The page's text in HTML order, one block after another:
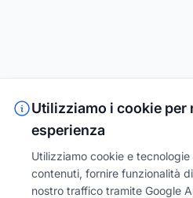
Utilizziamo i cookie per
esperienza
Utilizziamo cookie e
contenuti, fornire funzionalità
nostro traffico tramite Google